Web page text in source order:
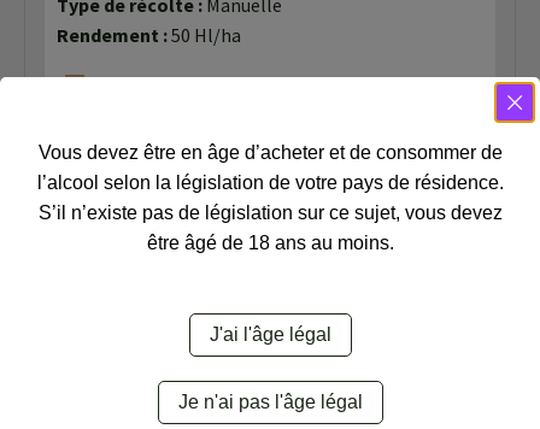
Type de récolte : Manuelle
Rendement :50 Hl/ha
Vinification
Vinification :Thermor gul e, fermentation malo-
lactique partielle
3 mois en cuve
Dégustation
robe jaune pâle, reflets blancs
Vous devez être en âge d’acheter et de consommer de
l’alcool selon la législation de votre pays de résidence.
S’il n’existe pas de législation sur ce sujet, vous devez
être âgé de 18 ans au moins.
J'ai l'âge légal
Je n'ai pas l'âge légal